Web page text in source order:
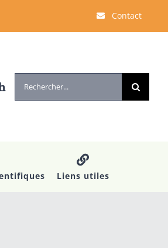
Contact
Rechercher:
Liens utiles